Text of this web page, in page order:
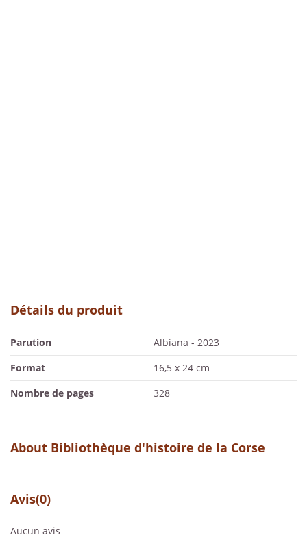
Détails du produit
Parution
Albiana - 2023
Format
16,5 x 24 cm
Nombre de pages
328
About Bibliothèque d'histoire de la Corse
Avis(0)
Aucun avis